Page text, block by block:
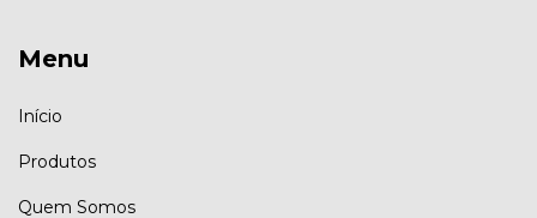
Menu
Início
Produtos
Quem Somos